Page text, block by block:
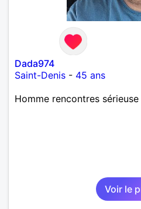
Dada974
Saint-Denis - 45 ans
Homme rencontres sérieuse
Voir le